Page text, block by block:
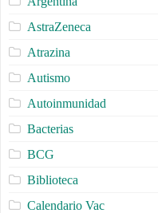
AstraZeneca
Atrazina
Autismo
Autoinmunidad
Bacterias
BCG
Biblioteca
Calendario Vac